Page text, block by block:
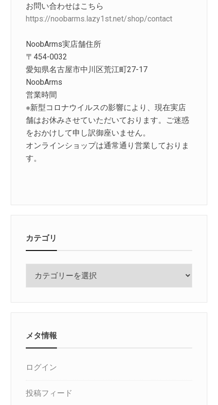
お問い合わせはこちら
https://noobarms.lazy1st.net/shop/contact
NoobArms実店舗住所
〒454-0032
愛知県名古屋市中川区荒江町27-17
NoobArms
営業時間
※新型コロナウイルスの影響により、現在実店
舗はお休みさせていただいております。ご迷惑
をおかけして申し訳御座いません。
オンラインショップは通常通り営業しておりま
す。
カテゴリ
メタ情報
ログイン
投稿フィード